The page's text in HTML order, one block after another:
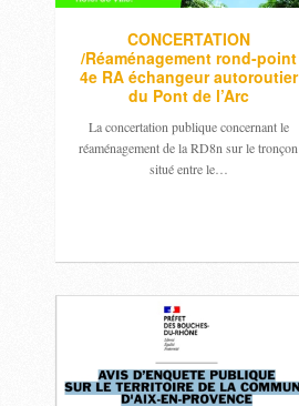
CONCERTATION
/Réaménagement rond-point
4e RA échangeur autoroutier
du Pont de l’Arc
La concertation publique concernant le
réaménagement de la RD8n sur le tronçon
situé entre le…